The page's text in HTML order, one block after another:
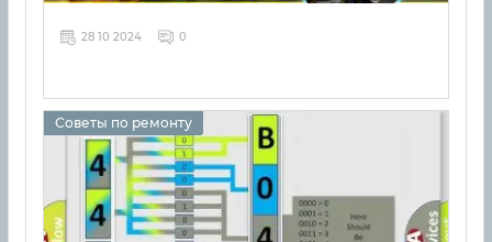
28 10 2024 0
Советы по ремонту